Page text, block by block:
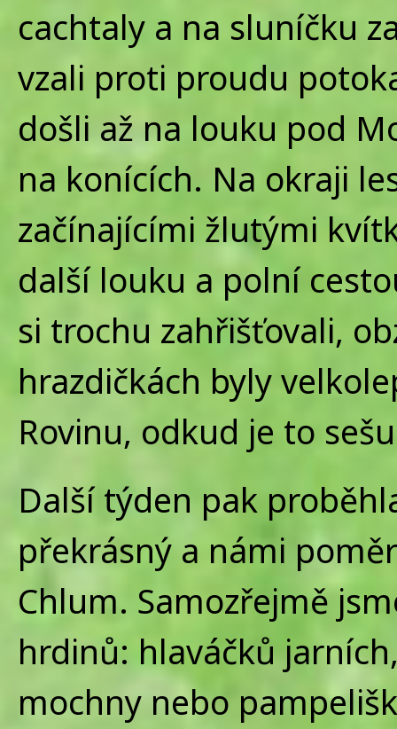
cachtaly a na sluníčku
vzali proti proudu
došli až na louku pod
na konících. Na okraji
začínajícími žlutými
další louku a polní
si trochu zahřišťovali,
hrazdičkách byly
Rovinu, odkud je to
Další týden pak
překrásný a námi
Chlum. Samozřejmě
hrdinů: hlaváčků
mochny nebo